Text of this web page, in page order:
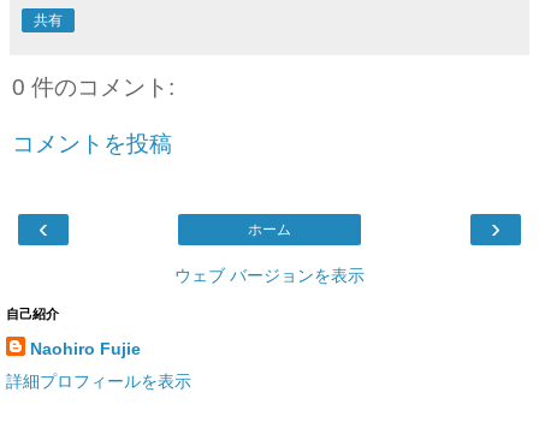
共有
0 件のコメント:
コメントを投稿
‹ ›
ホーム
ウェブ バージョンを表示
自己紹介
Naohiro Fujie
詳細プロフィールを表示